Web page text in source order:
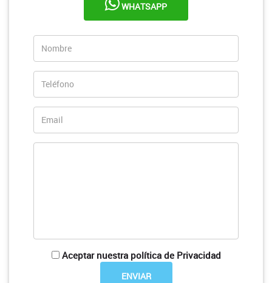
WHATSAPP
Aceptar nuestra política de Privacidad